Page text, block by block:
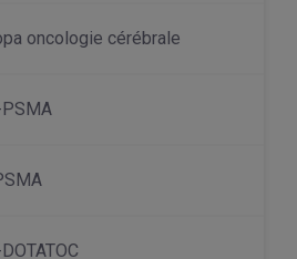
oncologie cérébrale
PSMA